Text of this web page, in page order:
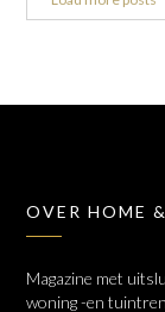
OVER HOME
Magazine met
woning -en